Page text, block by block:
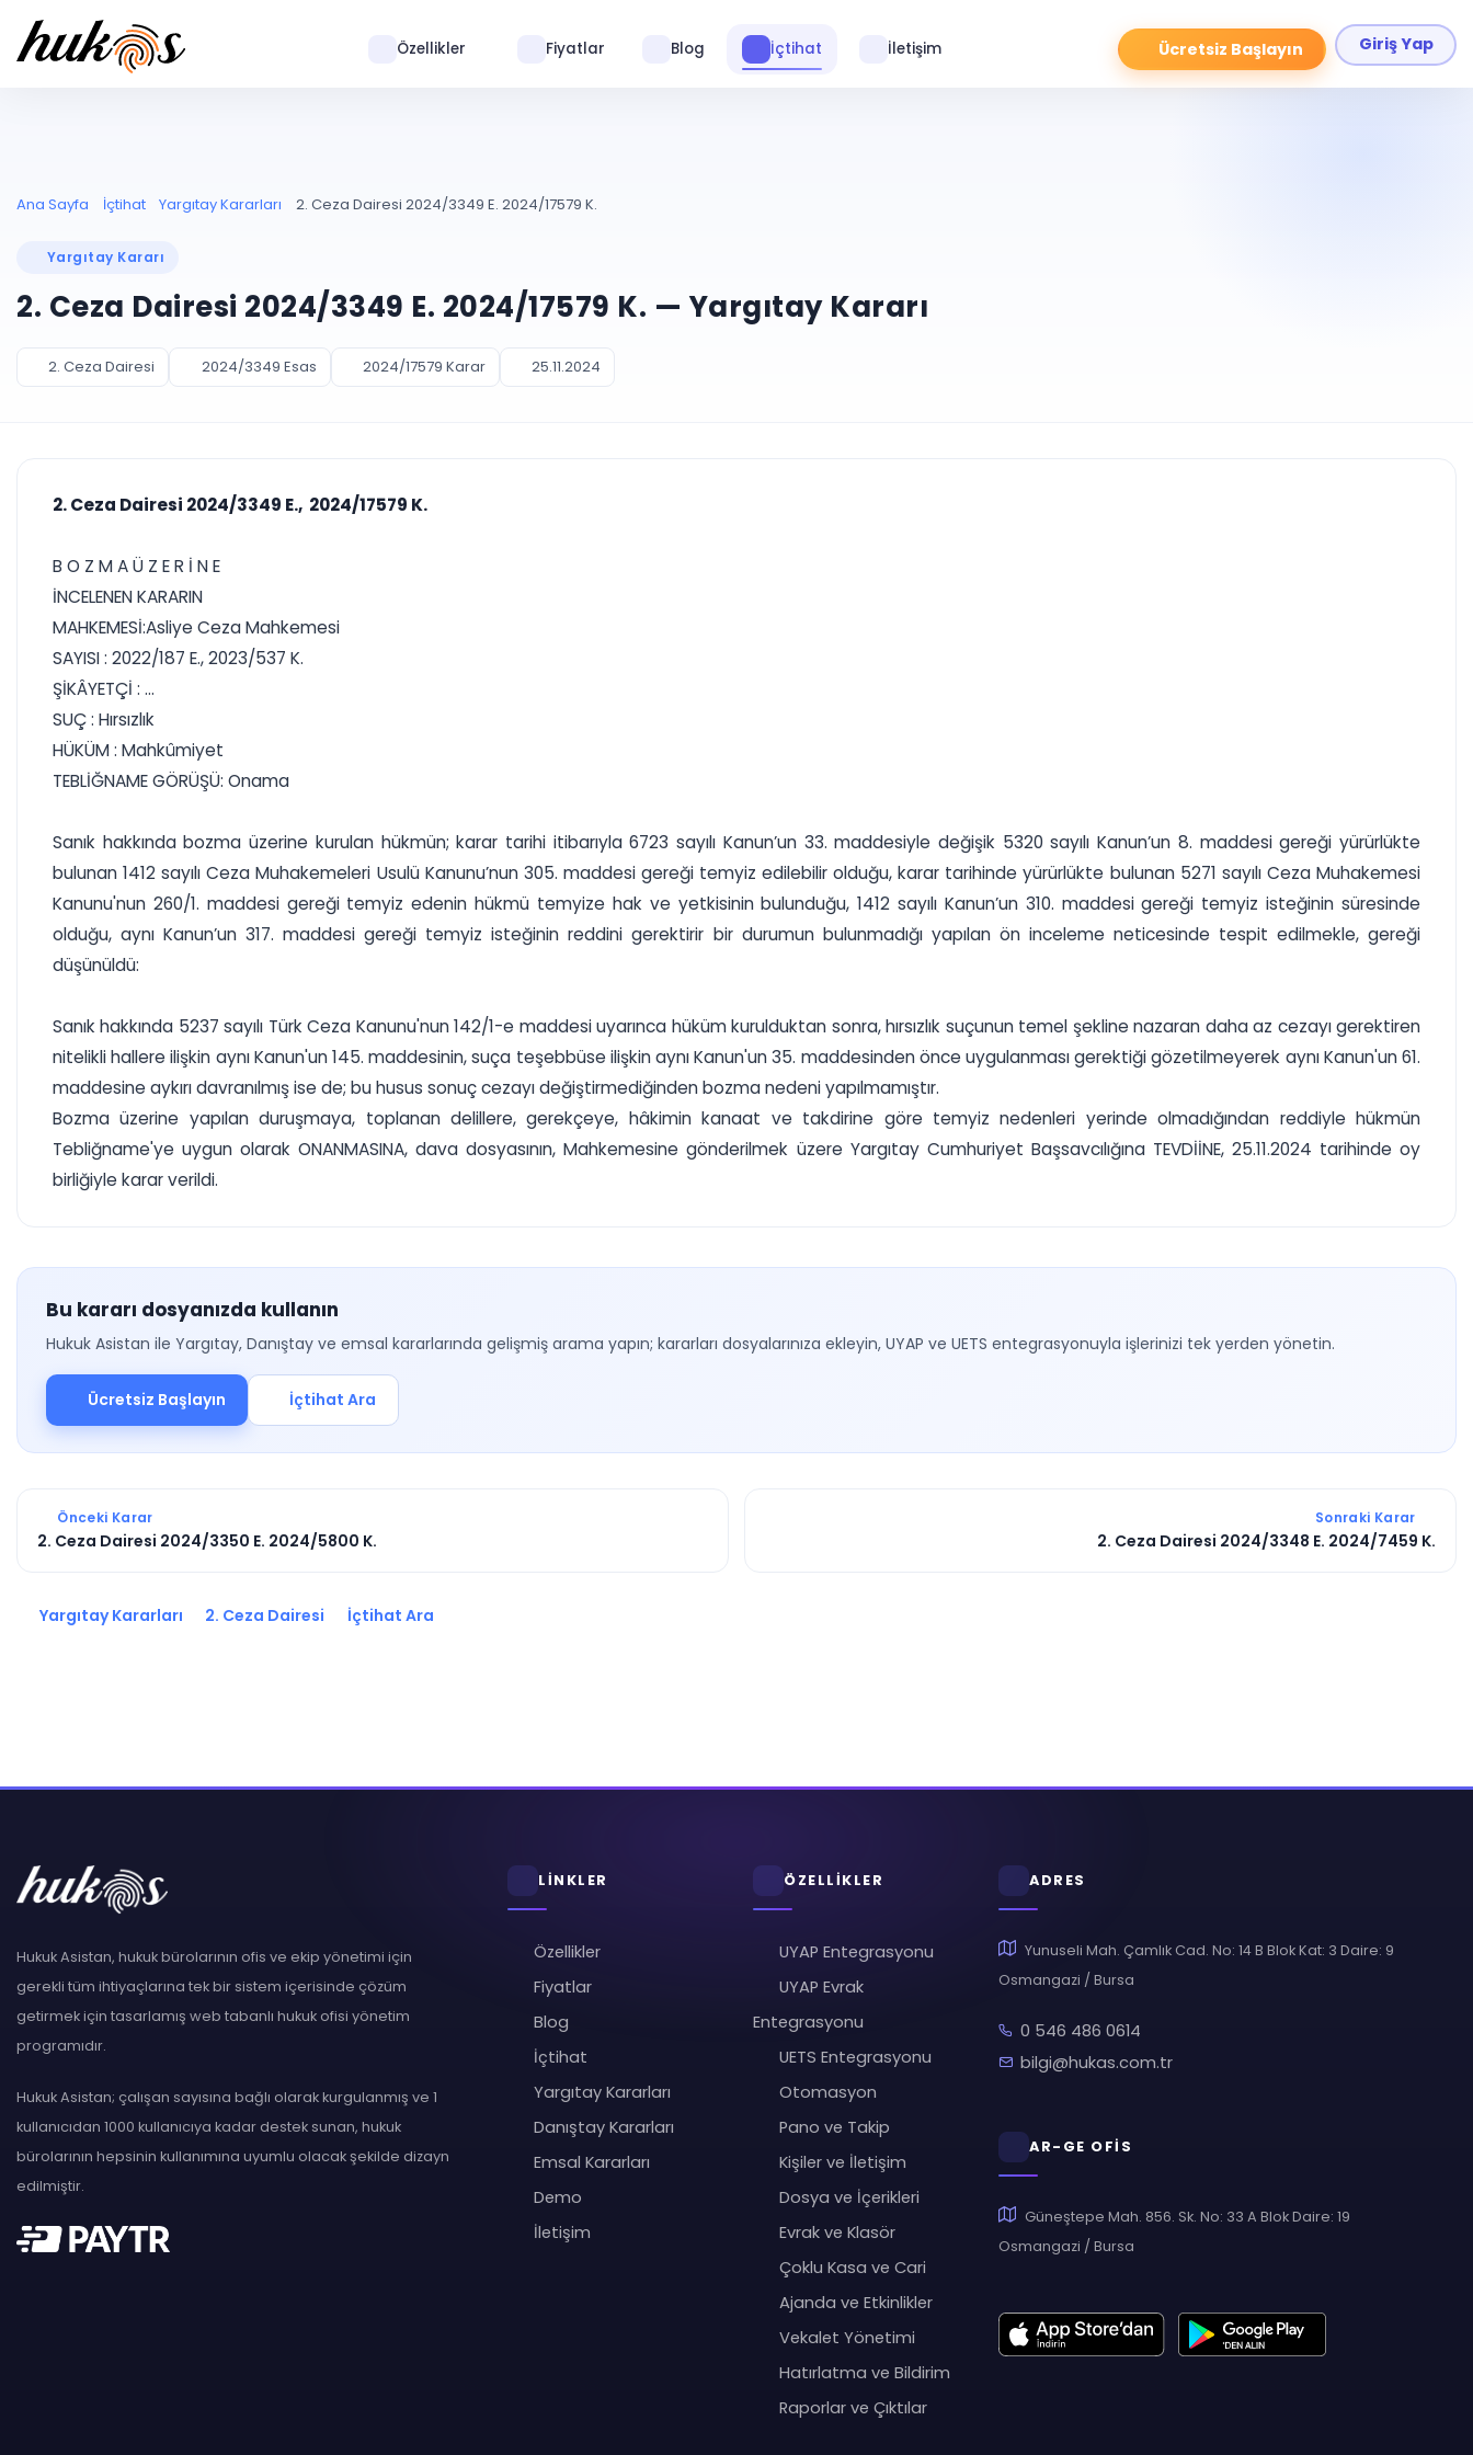
Ücretsiz Başlayın Giriş Yap
Özellikler Fiyatlar Blog İçtihat İletişim
Ana Sayfa İçtihat Yargıtay Kararları 2. Ceza Dairesi 2024/3349 E. 2024/17579 K.
Yargıtay Kararı
2. Ceza Dairesi 2024/3349 E. 2024/17579 K. — Yargıtay Kararı
2. Ceza Dairesi 2024/3349 Esas 2024/17579 Karar 25.11.2024
2. Ceza Dairesi 2024/3349 E., 2024/17579 K.
B O Z M A Ü Z E R İ N E
İNCELENEN KARARIN
MAHKEMESİ:Asliye Ceza Mahkemesi
SAYISI : 2022/187 E., 2023/537 K.
ŞİKÂYETÇİ : ...
SUÇ : Hırsızlık
HÜKÜM : Mahkûmiyet
TEBLİĞNAME GÖRÜŞÜ: Onama
Sanık hakkında bozma üzerine kurulan hükmün; karar tarihi itibarıyla 6723 sayılı Kanun’un 33. maddesiyle değişik 5320 sayılı Kanun’un 8. maddesi gereği yürürlükte
bulunan 1412 sayılı Ceza Muhakemeleri Usulü Kanunu’nun 305. maddesi gereği temyiz edilebilir olduğu, karar tarihinde yürürlükte bulunan 5271 sayılı Ceza Muhakemesi
Kanunu'nun 260/1. maddesi gereği temyiz edenin hükmü temyize hak ve yetkisinin bulunduğu, 1412 sayılı Kanun’un 310. maddesi gereği temyiz isteğinin süresinde
olduğu, aynı Kanun’un 317. maddesi gereği temyiz isteğinin reddini gerektirir bir durumun bulunmadığı yapılan ön inceleme neticesinde tespit edilmekle, gereği
düşünüldü:
Sanık hakkında 5237 sayılı Türk Ceza Kanunu'nun 142/1-e maddesi uyarınca hüküm kurulduktan sonra, hırsızlık suçunun temel şekline nazaran daha az cezayı gerektiren
nitelikli hallere ilişkin aynı Kanun'un 145. maddesinin, suça teşebbüse ilişkin aynı Kanun'un 35. maddesinden önce uygulanması gerektiği gözetilmeyerek aynı Kanun'un 61.
maddesine aykırı davranılmış ise de; bu husus sonuç cezayı değiştirmediğinden bozma nedeni yapılmamıştır.
Bozma üzerine yapılan duruşmaya, toplanan delillere, gerekçeye, hâkimin kanaat ve takdirine göre temyiz nedenleri yerinde olmadığından reddiyle hükmün
Tebliğname'ye uygun olarak ONANMASINA, dava dosyasının, Mahkemesine gönderilmek üzere Yargıtay Cumhuriyet Başsavcılığına TEVDİİNE, 25.11.2024 tarihinde oy
birliğiyle karar verildi.
Bu kararı dosyanızda kullanın
Hukuk Asistan ile Yargıtay, Danıştay ve emsal kararlarında gelişmiş arama yapın; kararları dosyalarınıza ekleyin, UYAP ve UETS entegrasyonuyla işlerinizi tek yerden yönetin.
Ücretsiz Başlayın İçtihat Ara
Önceki Karar
2. Ceza Dairesi 2024/3350 E. 2024/5800 K.
Sonraki Karar
2. Ceza Dairesi 2024/3348 E. 2024/7459 K.
Yargıtay Kararları 2. Ceza Dairesi İçtihat Ara
Hukuk Asistan, hukuk bürolarının ofis ve ekip yönetimi için
gerekli tüm ihtiyaçlarına tek bir sistem içerisinde çözüm
getirmek için tasarlamış web tabanlı hukuk ofisi yönetim
programıdır.
Hukuk Asistan; çalışan sayısına bağlı olarak kurgulanmış ve 1
kullanıcıdan 1000 kullanıcıya kadar destek sunan, hukuk
bürolarının hepsinin kullanımına uyumlu olacak şekilde dizayn
edilmiştir.
LİNKLER
Özellikler
Fiyatlar
Blog
İçtihat
Yargıtay Kararları
Danıştay Kararları
Emsal Kararları
Demo
İletişim
ÖZELLİKLER
UYAP Entegrasyonu
UYAP Evrak
Entegrasyonu
UETS Entegrasyonu
Otomasyon
Pano ve Takip
Kişiler ve İletişim
Dosya ve İçerikleri
Evrak ve Klasör
Çoklu Kasa ve Cari
Ajanda ve Etkinlikler
Vekalet Yönetimi
Hatırlatma ve Bildirim
Raporlar ve Çıktılar
ADRES
Yunuseli Mah. Çamlık Cad. No: 14 B Blok Kat: 3 Daire: 9
Osmangazi / Bursa
0 546 486 0614
bilgi@hukas.com.tr
AR-GE OFİS
Güneştepe Mah. 856. Sk. No: 33 A Blok Daire: 19
Osmangazi / Bursa